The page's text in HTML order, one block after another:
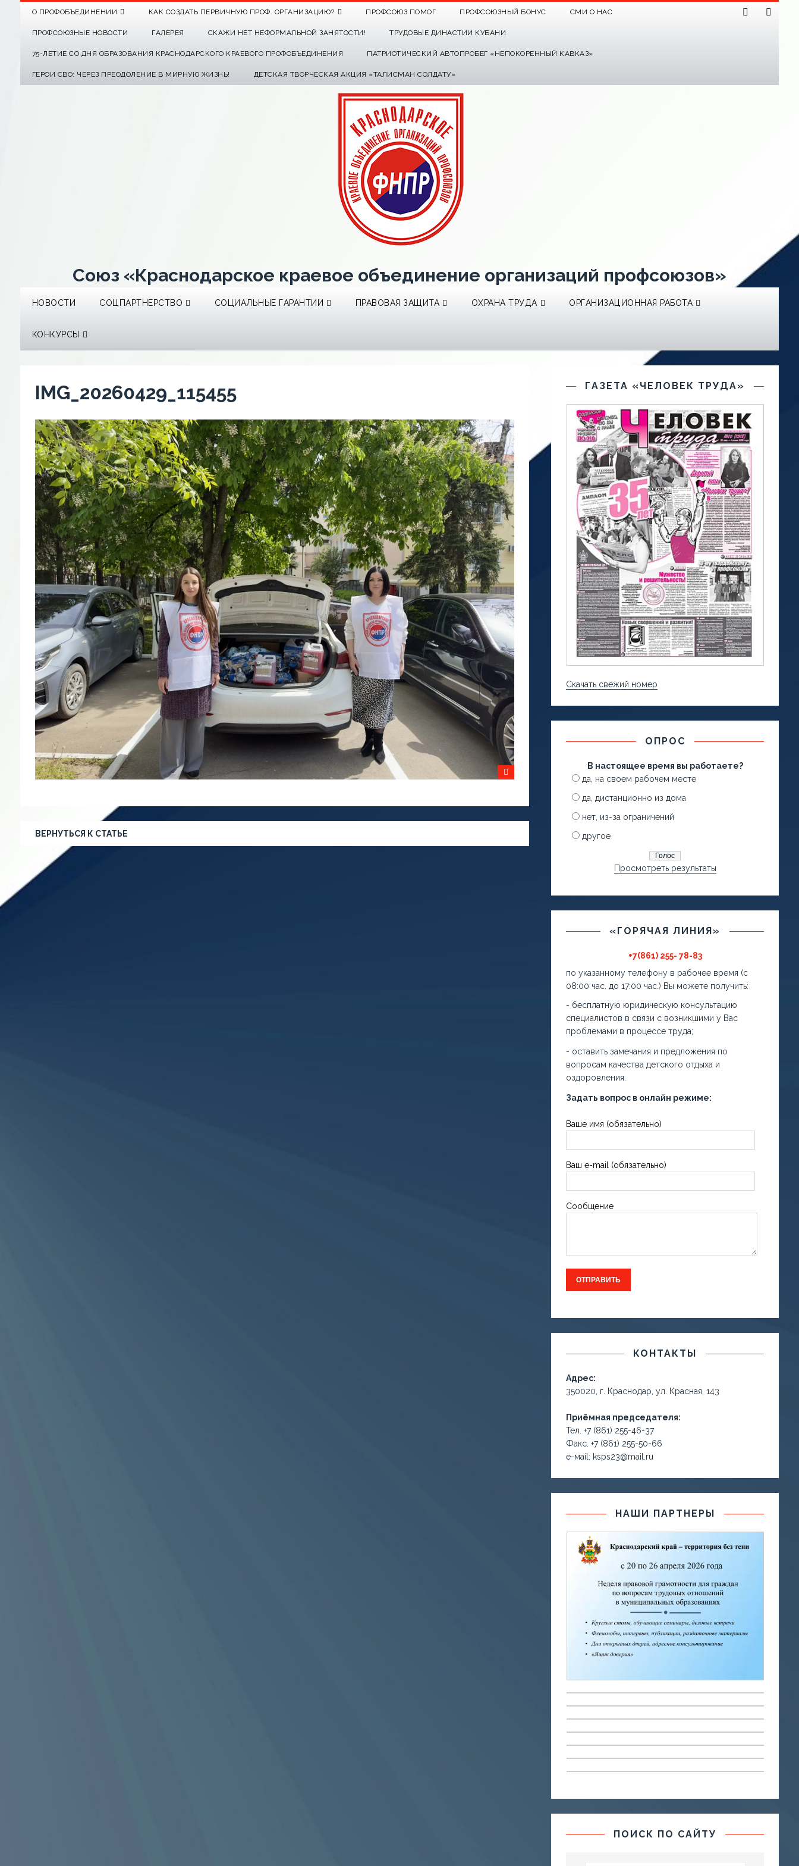
О ПРОФОБЪЕДИНЕНИИ КАК СОЗДАТЬ ПЕРВИЧНУЮ ПРОФ. ОРГАНИЗАЦИЮ? ПРОФСОЮЗ ПОМОГ ПРОФСОЮЗНЫЙ БОНУС СМИ О НАС
ПРОФСОЮЗНЫЕ НОВОСТИ ГАЛЕРЕЯ СКАЖИ НЕТ НЕФОРМАЛЬНОЙ ЗАНЯТОСТИ! ТРУДОВЫЕ ДИНАСТИИ КУБАНИ
75-ЛЕТИЕ СО ДНЯ ОБРАЗОВАНИЯ КРАСНОДАРСКОГО КРАЕВОГО ПРОФОБЪЕДИНЕНИЯ ПАТРИОТИЧЕСКИЙ АВТОПРОБЕГ «НЕПОКОРЕННЫЙ КАВКАЗ»
ГЕРОИ СВО: ЧЕРЕЗ ПРЕОДОЛЕНИЕ В МИРНУЮ ЖИЗНЬ! ДЕТСКАЯ ТВОРЧЕСКАЯ АКЦИЯ «ТАЛИСМАН СОЛДАТУ»
Союз «Краснодарское краевое объединение организаций профсоюзов»
НОВОСТИ СОЦПАРТНЕРСТВО СОЦИАЛЬНЫЕ ГАРАНТИИ ПРАВОВАЯ ЗАЩИТА ОХРАНА ТРУДА ОРГАНИЗАЦИОННАЯ РАБОТА
КОНКУРСЫ
IMG_20260429_115455
ВЕРНУТЬСЯ К СТАТЬЕ
ГАЗЕТА «ЧЕЛОВЕК ТРУДА»
Скачать свежий номер
ОПРОС
В настоящее время вы работаете?
да, на своем рабочем месте
да, дистанционно из дома
нет, из-за ограничений
другое
Просмотреть результаты
«ГОРЯЧАЯ ЛИНИЯ»
+7(861) 255- 78-83
по указанному телефону в рабочее время (с
08:00 час. до 17:00 час.) Вы можете получить:
- бесплатную юридическую консультацию
специалистов в связи с возникшими у Вас
проблемами в процессе труда;
- оставить замечания и предложения по
вопросам качества детского отдыха и
оздоровления.
Задать вопрос в онлайн режиме:
Ваше имя (обязательно)
Ваш e-mail (обязательно)
Сообщение
КОНТАКТЫ
Адрес:
350020, г. Краснодар, ул. Красная, 143
Приёмная председателя:
Тел. +7 (861) 255-46-37
Факс. +7 (861) 255-50-66
е-маil: ksps23@mail.ru
НАШИ ПАРТНЕРЫ
ПОИСК ПО САЙТУ